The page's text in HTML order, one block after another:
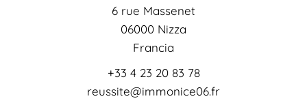
6 rue Massenet
06000 Nizza
Francia
+33 4 23 20 83 78
reussite@immonice06.fr